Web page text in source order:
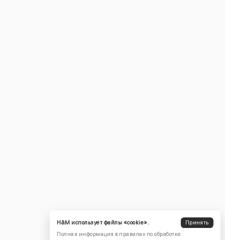
H&M использует файлы «cookie».
Принять
Полная информация в правилах по обработке